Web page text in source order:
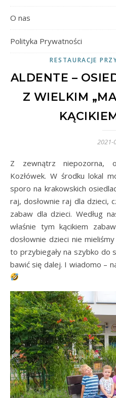
O nas
Polityka Prywatności
RESTAURACJE
ALDENTE –
Z WIELKIM
2021-
Z zewnątrz niepozorna, osiedlowa pizzeria na os.
Kozłówek. W środku lokal
sporo na krakowskich
raj, dosłownie raj dla dzieci,
zabaw dla dzieci. Według
właśnie tym kącikiem
dosłownie dzieci nie
to przybiegały na szybko do
bawić się dalej. I wiadomo –